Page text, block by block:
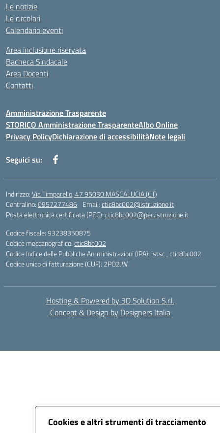
Cookies e altri strumenti di tracciamento
Le notizie
Le circolari
Calendario eventi
Area inclusione riservata
Bacheca Sindacale
Area Docenti
Contatti
Amministrazione Trasparente
STORICO Amministrazione TrasparenteAlbo Online
Privacy PolicyDichiarazione di accessibilitàNote legali
Seguici su:
Indirizzo:Via Timparello, 47 95030 MASCALUCIA (CT)
Centralino:0957277486 Email:ctic8bc002@istruzione.it
Posta elettronica certificata (PEC):ctic8bc002@pec.istruzione.it
Codice fiscale: 93238350875
Codice meccanografico:ctic8bc002
Codice Indice delle Pubbliche Amministrazioni (IPA): istsc_ctic8bc002
Codice unico di fatturazione (CUF): 2PO2JW
Hosting & Powered by 3D Solution S.r.l.
Concept & Design by Designers Italia